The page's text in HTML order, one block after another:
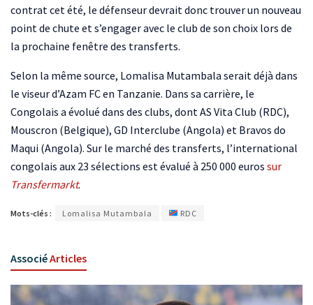
contrat cet été, le défenseur devrait donc trouver un nouveau
point de chute et s’engager avec le club de son choix lors de
la prochaine fenêtre des transferts.
Selon la même source, Lomalisa Mutambala serait déjà dans
le viseur d’Azam FC en Tanzanie. Dans sa carrière, le
Congolais a évolué dans des clubs, dont AS Vita Club (RDC),
Mouscron (Belgique), GD Interclube (Angola) et Bravos do
Maqui (Angola). Sur le marché des transferts, l’international
congolais aux 23 sélections est évalué à 250 000 euros sur
Transfermarkt.
Mots-clés : Lomalisa Mutambala RDC
AssociéArticles